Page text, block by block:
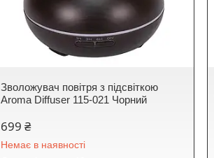
Зволожувач повітря з підсвіткою
Aroma Diffuser 115-021 Чорний
699 ₴
Немає в наявності